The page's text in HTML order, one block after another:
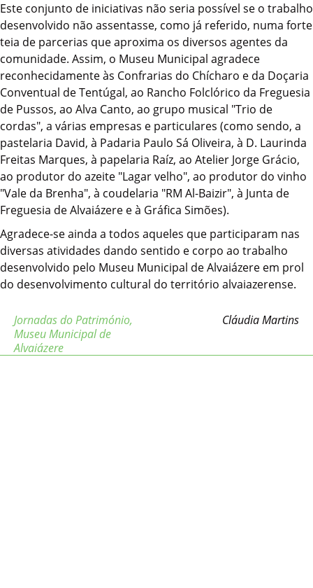
Este conjunto de iniciativas não seria possível se o trabalho
desenvolvido não assentasse, como já referido, numa forte
teia de parcerias que aproxima os diversos agentes da
comunidade. Assim, o Museu Municipal agradece
reconhecidamente às Confrarias do Chícharo e da Doçaria
Conventual de Tentúgal, ao Rancho Folclórico da Freguesia
de Pussos, ao Alva Canto, ao grupo musical "Trio de
cordas", a várias empresas e particulares (como sendo, a
pastelaria David, à Padaria Paulo Sá Oliveira, à D. Laurinda
Freitas Marques, à papelaria Raíz, ao Atelier Jorge Grácio,
ao produtor do azeite "Lagar velho", ao produtor do vinho
"Vale da Brenha", à coudelaria "RM Al-Baizir", à Junta de
Freguesia de Alvaiázere e à Gráfica Simões).
Agradece-se ainda a todos aqueles que participaram nas
diversas atividades dando sentido e corpo ao trabalho
desenvolvido pelo Museu Municipal de Alvaiázere em prol
do desenvolvimento cultural do território alvaiazerense.
Jornadas do Património,
Museu Municipal de
Alvaiázere
Cláudia Martins